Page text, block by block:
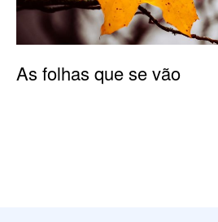
As folhas que se vão